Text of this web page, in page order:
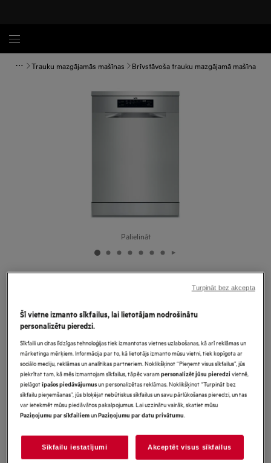
Trauku mazgājamās mašīnas Brīvstāvoša trauku mazgājamā mašīna
Palielināt
mazgājamā mašīna pilnizmēra
Ražojuma informācijas lapa
Priekšrocības
SatelliteClean® nokļūst katrā stūrī, pateicoties trīs reizes labākam ūdens
izsmidzināšanas pārklājumam.
SatelliteClean® nodrošina līdz trīs reizēm labāku izsmidzinātā ūdens
pārklājumu.
SoftSpikes sistēma glāžu aizsardzībai un stabilitātei
Šī vietne izmanto sīkfailus, lai lietotājam nodrošinātu
personalizētu pieredzi.
Sīkfaili un citas līdzīgas tehnoloģijas tiek izmantotas vietnes uzlabošanas, kā arī reklāmas un
mārketinga mērķiem. Informācija par to, kā lietotājs izmanto mūsu vietni, tiek kopīgota ar
sociālo mediju, reklāmas un analītikas partneriem. Noklikšķinot “Pieņemt visus sīkfailus”, jūs
piekrītat tam, kā mēs izmantojam sīkfailus, tāpēc varampersonalizēt jūsu pieredzivietnē,
pielāgotīpašos piedāvājumusun personalizētas reklāmas. Noklikšķinot “Turpināt bez
sīkfailu pieņemšanas”, jūs bloķējat nebūtiskus sīkfailus un savu pārlūkošanas pieredzi, un tas
var ietekmēt mūsu piedāvātos pakalpojumus. Lai uzzinātu vairāk, skatiet mūsu
Paziņojumu par sīkfailiemunPaziņojumu par datu privātumu.
Sīkfailu iestatījumi Akceptēt visus sīkfailus
Turpināt bez akcepta